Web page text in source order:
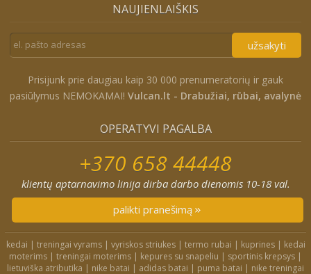
NAUJIENLAIŠKIS
užsakyti
Prisijunk prie daugiau kaip 30 000 prenumeratorių ir gauk
pasiūlymus NEMOKAMAI! Vulcan.lt - Drabužiai, rūbai, avalynė
OPERATYVI PAGALBA
+370 658 44448
klientų aptarnavimo linija dirba darbo dienomis 10-18 val.
palikti pranešimą
kedai | treningai vyrams| vyriskos striukes| termo rubai | kuprines| kedai
moterims | treningai moterims | kepures su snapeliu | sportinis krepsys |
lietuviška atributika | nike batai | adidas batai | puma batai | nike treningai